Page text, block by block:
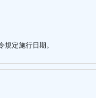
定施行日期。